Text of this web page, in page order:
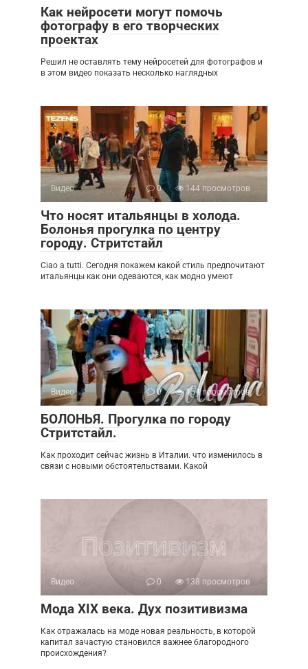
Как нейросети могут помочь
фотографу в его творческих
проектах
Решил не оставлять тему нейросетей для фотографов и
в этом видео показать несколько наглядных
Видео 0 144 просмотров
Что носят итальянцы в холода.
Болонья прогулка по центру
городу. Стритстайл
Ciao a tutti. Сегодня покажем какой стиль предпочитают
итальянцы как они одеваются, как модно умеют
Видео 0 154 просмотров
БОЛОНЬЯ. Прогулка по городу
Стритстайл.
Как проходит сейчас жизнь в Италии. что изменилось в
связи с новыми обстоятельствами. Какой
Видео 0 138 просмотров
Мода XIX века. Дух позитивизма
Как отражалась на моде новая реальность, в которой
капитал зачастую становился важнее благородного
происхождения?